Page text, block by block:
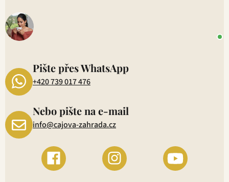
Pište přes WhatsApp
+420 739 017 476
Nebo pište na e-mail
info@cajova-zahrada.cz